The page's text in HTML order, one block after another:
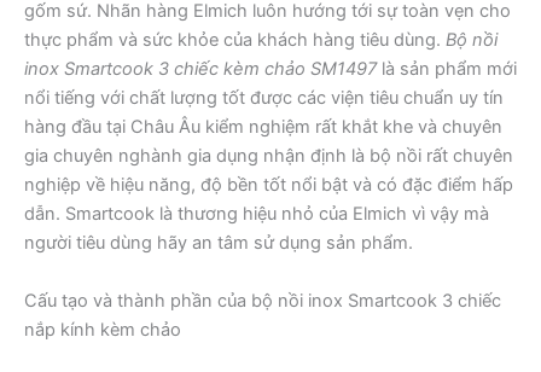
gốm sứ. Nhãn hàng Elmich luôn hướng tới sự toàn vẹn cho
thực phẩm và sức khỏe của khách hàng tiêu dùng. Bộ nồi
inox Smartcook 3 chiếc kèm chảo SM1497là sản phẩm mới
nổi tiếng với chất lượng tốt được các viện tiêu chuẩn uy tín
hàng đầu tại Châu Âu kiểm nghiệm rất khắt khe và chuyên
gia chuyên nghành gia dụng nhận định là bộ nồi rất chuyên
nghiệp về hiệu năng, độ bền tốt nổi bật và có đặc điểm hấp
dẫn. Smartcook là thương hiệu nhỏ của Elmich vì vậy mà
người tiêu dùng hãy an tâm sử dụng sản phẩm.
Cấu tạo và thành phần của bộ nồi inox Smartcook 3 chiếc
nắp kính kèm chảo